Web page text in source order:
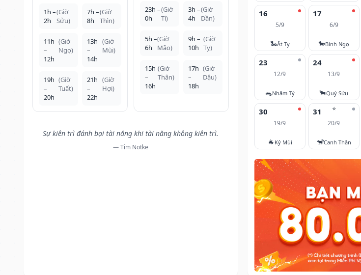
1h –
2h
(Giờ
Sửu)
7h –
8h
(Giờ
Thìn)
11h
–
12h
(Giờ
Ngọ)
13h
–
14h
(Giờ
Mùi)
19h
–
20h
(Giờ
Tuất)
21h
–
22h
(Giờ
Hợi)
23h –
0h
(Giờ
Tí)
3h –
4h
(Giờ
Dần)
5h –
6h
(Giờ
Mão)
9h –
10h
(Giờ
Tỵ)
15h
–
16h
(Giờ
Thân)
17h
–
18h
(Giờ
Dậu)
Sự kiên trì đánh bại tài năng khi tài năng không kiên trì.
— Tim Notke
16
5/9
🐍Ất Tỵ
17
6/9
🐎Bính Ngọ
23
12/9
🐀Nhâm Tý
24
13/9
🐂Quý Sửu
30
19/9
🐐 Kỷ Mùi
⭐
31
20/9
🐒Canh Thân